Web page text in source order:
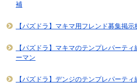
補
【パズドラ】マキマ用フレンド募集掲
【パズドラ】マキマのテンプレパーテ
ーマン
【パズドラ】デンジのテンプレパーテ